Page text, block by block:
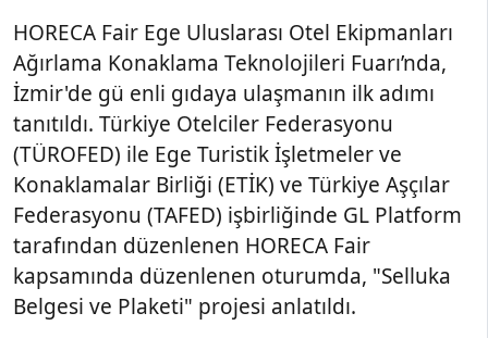
HORECA Fair Ege Uluslarası Otel Ekipmanları
Ağırlama Konaklama Teknolojileri Fuarı’nda,
İzmir'de gü enli gıdaya ulaşmanın ilk adımı
tanıtıldı. Türkiye Otelciler Federasyonu
(TÜROFED) ile Ege Turistik İşletmeler ve
Konaklamalar Birliği (ETİK) ve Türkiye Aşçılar
Federasyonu (TAFED) işbirliğinde GL Platform
tarafından düzenlenen HORECA Fair
kapsamında düzenlenen oturumda, "Selluka
Belgesi ve Plaketi" projesi anlatıldı.